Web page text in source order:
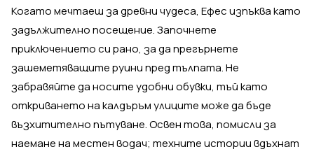
Когато мечтаеш за древни чудеса, Ефес изпъква като
задължително посещение. Започнете
приключението си рано, за да прегърнете
зашеметяващите руини пред тълпата. Не
забравяйте да носите удобни обувки, тъй като
откриването на калдъръм улиците може да бъде
възхитително пътуване. Освен това, помисли за
наемане на местен водач; техните истории вдъхнат